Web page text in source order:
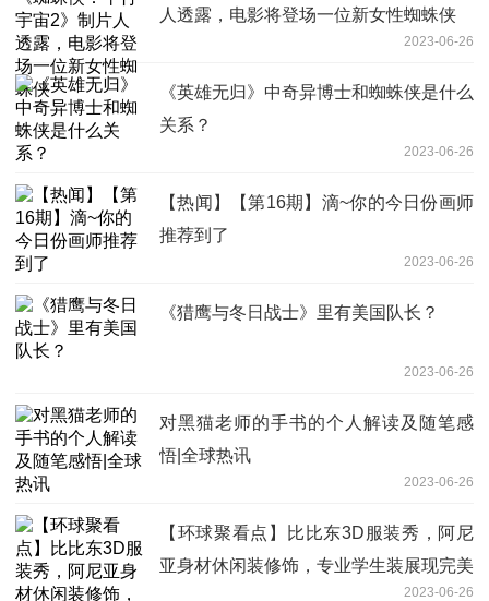
人透露，电影将登场一位新女性蜘蛛侠
2023-06-26
《英雄无归》中奇异博士和蜘蛛侠是什么
关系？
2023-06-26
【热闻】【第16期】滴~你的今日份画师
推荐到了
2023-06-26
《猎鹰与冬日战士》里有美国队长？
2023-06-26
对黑猫老师的手书的个人解读及随笔感
悟|全球热讯
2023-06-26
【环球聚看点】比比东3D服装秀，阿尼
亚身材休闲装修饰，专业学生装展现完美
2023-06-26